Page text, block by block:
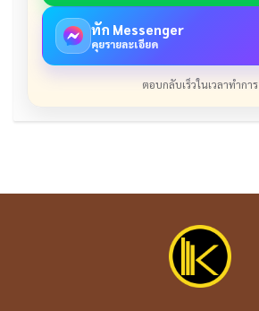
ทัก Messenger
คุยรายละเอียด
ตอบกลับเร็วในเวลาทำการ